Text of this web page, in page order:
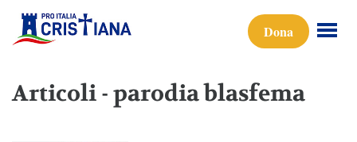
Dona
Articoli - parodia blasfema